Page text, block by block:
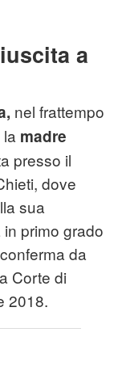
a
nel frattempo
madre
presso il
dove
sua
primo grado
da
Corte di
2018.